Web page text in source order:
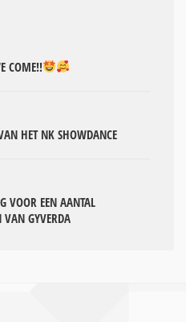
COME!!
HET NK SHOWDANCE
VOOR EEN AANTAL
VAN GYVERDA